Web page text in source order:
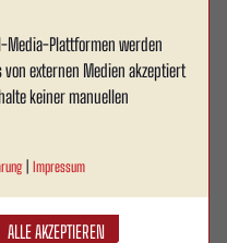
Media-Plattformen werden
externen Medien akzeptiert
keiner manuellen
Impressum
ALLE AKZEPTIEREN